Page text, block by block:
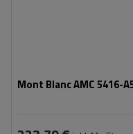
Mont Blanc AMC 5416-